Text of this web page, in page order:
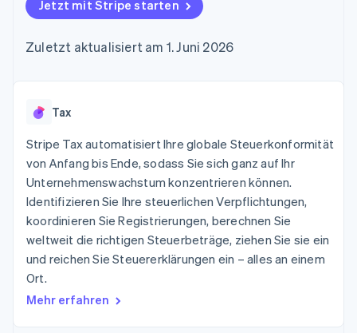
Zugriff auf mehr als
Terminal
Optimierung der
Autorisierungsraten
Link
Beschleunigter
Bezahlvorgang
Financial
Connections
Verbundene
Finanzdaten
Data Pipeline
Datensynchronisierung
Mehr
Product roadmap
Geldmanagement
SaaS
KI-Unternehmen
Creator Economy
Gaming
Bewirtung, Reisen und
Freizeit
Versicherungen
Medien und
Unterhaltung
Gemeinnützige
Organisationen
Öffentlicher Sektor
Marktplatz auf
Abonnementverwaltung
nutzungsbasierte
geht´s
Bereitstellung und
Verwaltung von
Diensten mit Agenten
Ressourcen
Code-Beispiele
API-Status
Produkt-Roadmap
Karriere
Stripe Press
Kontakt
Sales-Team
kontaktieren
Partner werden
Jetzt mit Stripe starten
Zuletzt aktualisiert am 1. Juni 2026
Tax
Stripe Tax automatisiert Ihre globale Steuerkonformität
von Anfang bis Ende, sodass Sie sich ganz auf Ihr
Unternehmenswachstum konzentrieren können.
Identifizieren Sie Ihre steuerlichen Verpflichtungen,
koordinieren Sie Registrierungen, berechnen Sie
weltweit die richtigen Steuerbeträge, ziehen Sie sie ein
und reichen Sie Steuererklärungen ein – alles an einem
Ort.
Mehr erfahren